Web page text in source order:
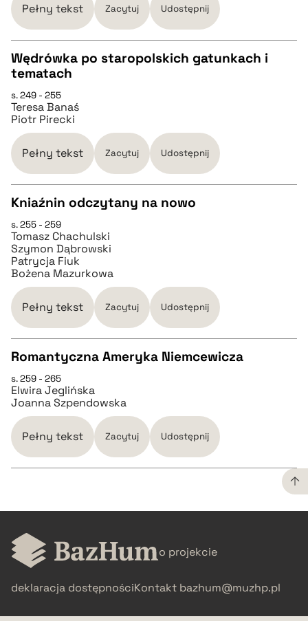
BIBTEX
pobierz cytat
Pełny tekst Zacytuj Udostępnij
pobierz cytat
pobierz cytat
Wędrówka po staropolskich gatunkach i
tematach
s. 249 - 255
Teresa Banaś
Piotr Pirecki
Pełny tekst Zacytuj Udostępnij
CZYSTY TEKST
pobierz cytat
BIBTEX
Kniaźnin odczytany na nowo
s. 255 - 259
Tomasz Chachulski
Szymon Dąbrowski
Patrycja Fiuk
Bożena Mazurkowa
Pełny tekst Zacytuj Udostępnij
CZYSTY TEKST
pobierz cytat
BIBTEX
Romantyczna Ameryka Niemcewicza
s. 259 - 265
Elwira Jeglińska
Joanna Szpendowska
Pełny tekst Zacytuj Udostępnij
CZYSTY TEKST
pobierz cytat
BIBTEX
o projekcie
deklaracja dostępnościKontakt bazhum@muzhp.pl